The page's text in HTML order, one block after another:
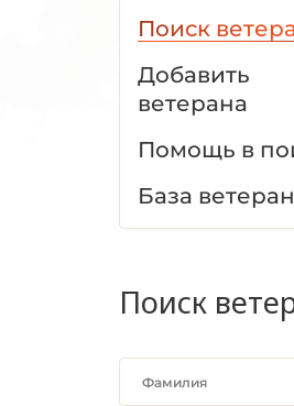
Поиск
Добавить
ветерана
Помощь в
База
Поиск